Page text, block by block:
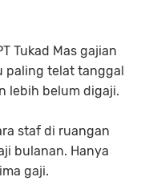
Tukad Mas gajian
paling telat tanggal
lebih belum digaji.
staf di ruangan
bulanan. Hanya
gaji.